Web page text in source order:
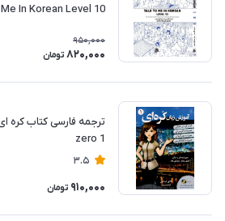
Me In Korean Level 10 ( پیشنهاد ویژه )
950,000
820,000 تومان
zero 1
3.5
910,000 تومان